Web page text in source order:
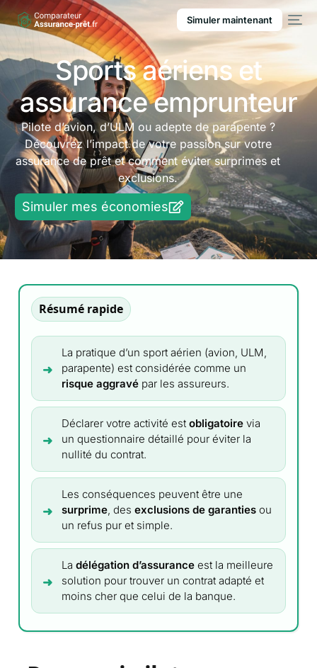
Simuler maintenant
Sports aériens et
assurance emprunteur
Pilote d’avion, d’ULM ou adepte de parapente ?
Découvrez l’impact de votre passion sur votre
assurance de prêt et comment éviter surprimes et
exclusions.
Simuler mes économies
Résumé rapide
La pratique d’un sport aérien (avion, ULM,
parapente) est considérée comme un
risque aggravé par les assureurs.
Déclarer votre activité estobligatoire via
un questionnaire détaillé pour éviter la
nullité du contrat.
Les conséquences peuvent être une
surprime, desexclusions de garanties ou
un refus pur et simple.
Ladélégation d’assurance est la meilleure
solution pour trouver un contrat adapté et
moins cher que celui de la banque.